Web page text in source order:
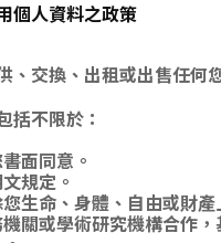
個人資料之政策
、交換、出租或出售任何
括不限於：
面同意。
規定。
生命、身體、自由或財產
關或學術研究機構合作